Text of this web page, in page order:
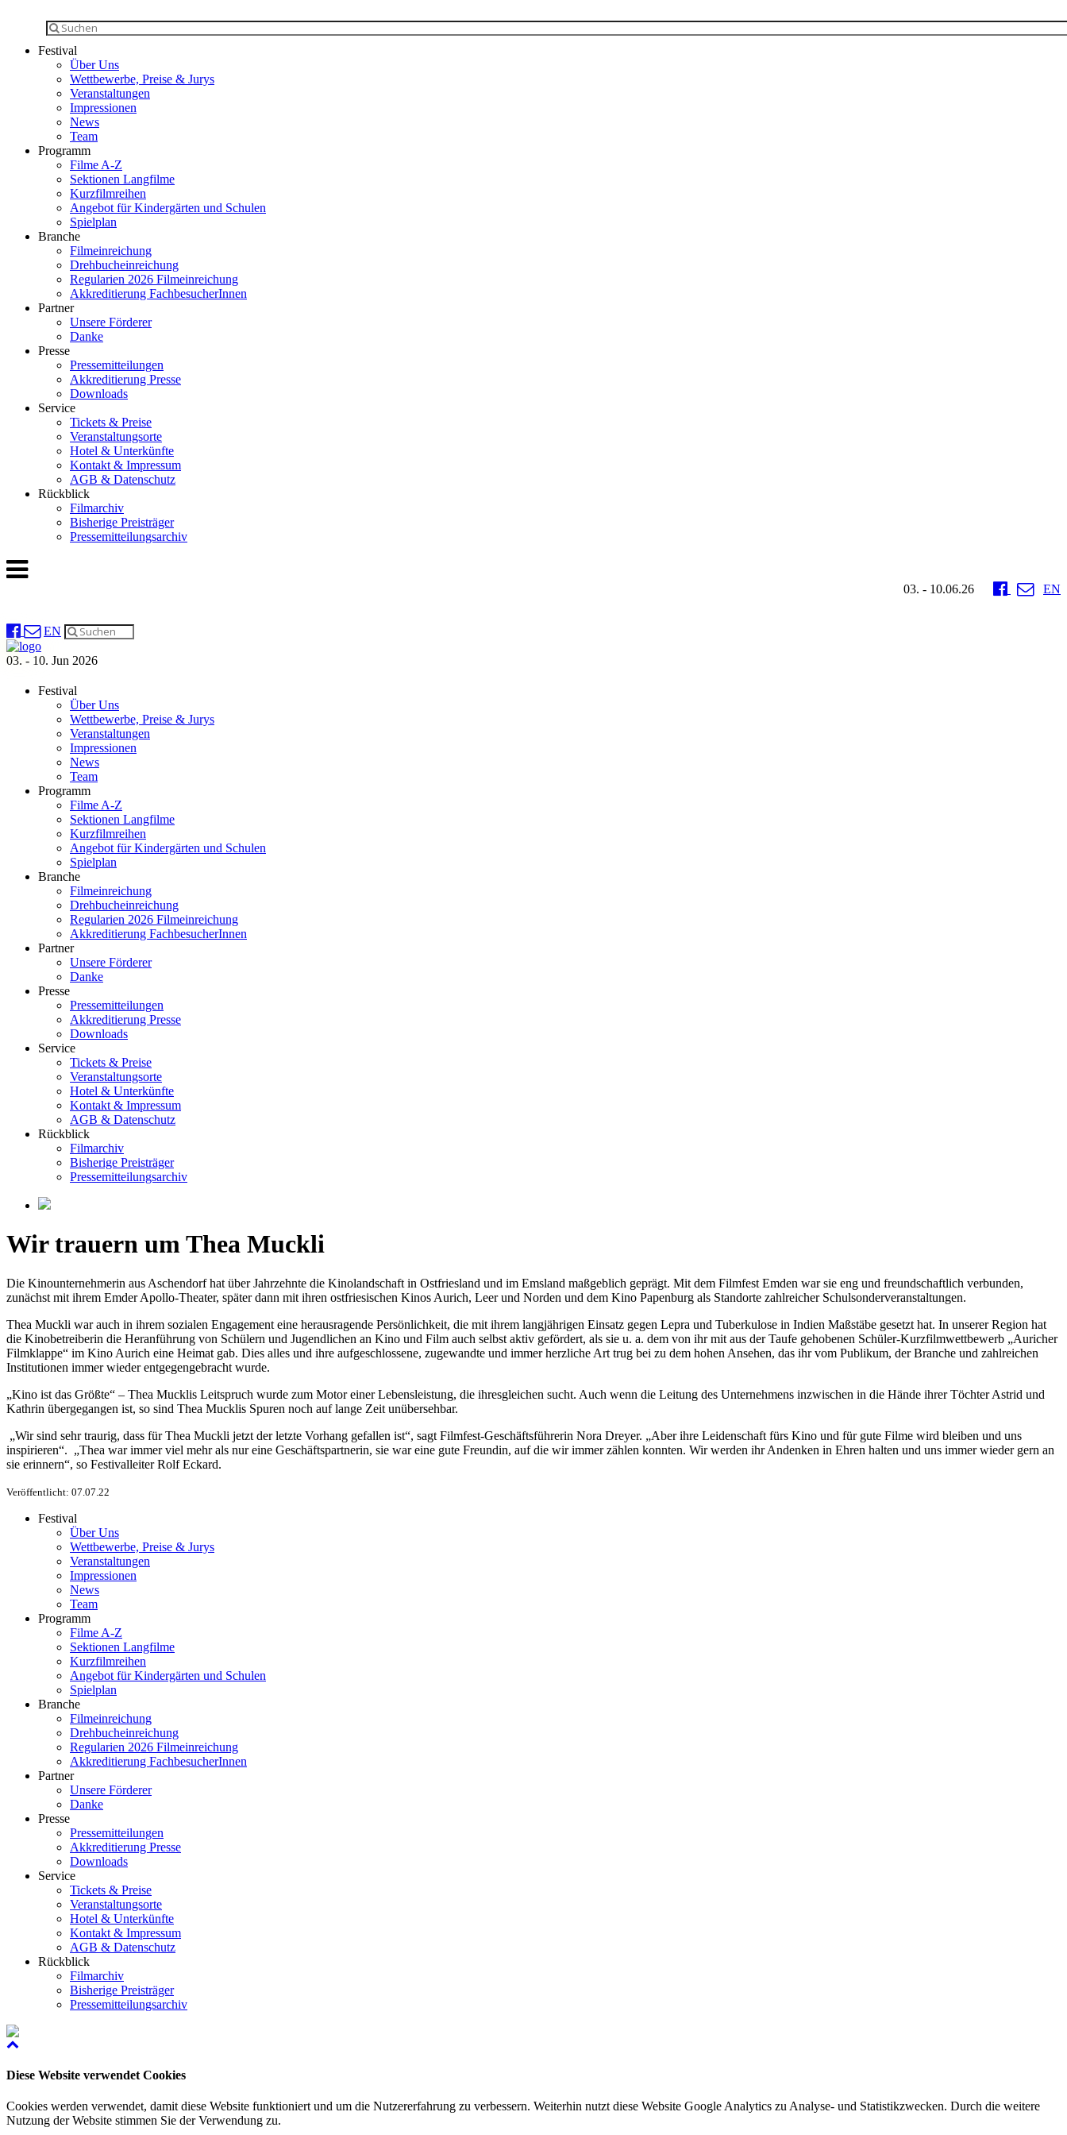
Festival
Über Uns
Wettbewerbe, Preise & Jurys
Veranstaltungen
Impressionen
News
Team
Programm
Filme A-Z
Sektionen Langfilme
Kurzfilmreihen
Angebot für Kindergärten und Schulen
Spielplan
Branche
Filmeinreichung
Drehbucheinreichung
Regularien 2026 Filmeinreichung
Akkreditierung FachbesucherInnen
Partner
Unsere Förderer
Danke
Presse
Pressemitteilungen
Akkreditierung Presse
Downloads
Service
Tickets & Preise
Veranstaltungsorte
Hotel & Unterkünfte
Kontakt & Impressum
AGB & Datenschutz
Rückblick
Filmarchiv
Bisherige Preisträger
Pressemitteilungsarchiv
03. - 10.06.26 EN
EN
03. - 10. Jun 2026
Festival
Über Uns
Wettbewerbe, Preise & Jurys
Veranstaltungen
Impressionen
News
Team
Programm
Filme A-Z
Sektionen Langfilme
Kurzfilmreihen
Angebot für Kindergärten und Schulen
Spielplan
Branche
Filmeinreichung
Drehbucheinreichung
Regularien 2026 Filmeinreichung
Akkreditierung FachbesucherInnen
Partner
Unsere Förderer
Danke
Presse
Pressemitteilungen
Akkreditierung Presse
Downloads
Service
Tickets & Preise
Veranstaltungsorte
Hotel & Unterkünfte
Kontakt & Impressum
AGB & Datenschutz
Rückblick
Filmarchiv
Bisherige Preisträger
Pressemitteilungsarchiv
Wir trauern um Thea Muckli
Die Kinounternehmerin aus Aschendorf hat über Jahrzehnte die Kinolandschaft in Ostfriesland und im Emsland maßgeblich geprägt. Mit dem Filmfest Emden war sie eng und freundschaftlich verbunden,
zunächst mit ihrem Emder Apollo-Theater, später dann mit ihren ostfriesischen Kinos Aurich, Leer und Norden und dem Kino Papenburg als Standorte zahlreicher Schulsonderveranstaltungen.
Thea Muckli war auch in ihrem sozialen Engagement eine herausragende Persönlichkeit, die mit ihrem langjährigen Einsatz gegen Lepra und Tuberkulose in Indien Maßstäbe gesetzt hat. In unserer Region hat
die Kinobetreiberin die Heranführung von Schülern und Jugendlichen an Kino und Film auch selbst aktiv gefördert, als sie u. a. dem von ihr mit aus der Taufe gehobenen Schüler-Kurzfilmwettbewerb „Auricher
Filmklappe“ im Kino Aurich eine Heimat gab. Dies alles und ihre aufgeschlossene, zugewandte und immer herzliche Art trug bei zu dem hohen Ansehen, das ihr vom Publikum, der Branche und zahlreichen
Institutionen immer wieder entgegengebracht wurde.
„Kino ist das Größte“ – Thea Mucklis Leitspruch wurde zum Motor einer Lebensleistung, die ihresgleichen sucht. Auch wenn die Leitung des Unternehmens inzwischen in die Hände ihrer Töchter Astrid und
Kathrin übergegangen ist, so sind Thea Mucklis Spuren noch auf lange Zeit unübersehbar.
„Wir sind sehr traurig, dass für Thea Muckli jetzt der letzte Vorhang gefallen ist“, sagt Filmfest-Geschäftsführerin Nora Dreyer. „Aber ihre Leidenschaft fürs Kino und für gute Filme wird bleiben und uns
inspirieren“. „Thea war immer viel mehr als nur eine Geschäftspartnerin, sie war eine gute Freundin, auf die wir immer zählen konnten. Wir werden ihr Andenken in Ehren halten und uns immer wieder gern an
sie erinnern“, so Festivalleiter Rolf Eckard.
Veröffentlicht: 07.07.22
Festival
Über Uns
Wettbewerbe, Preise & Jurys
Veranstaltungen
Impressionen
News
Team
Programm
Filme A-Z
Sektionen Langfilme
Kurzfilmreihen
Angebot für Kindergärten und Schulen
Spielplan
Branche
Filmeinreichung
Drehbucheinreichung
Regularien 2026 Filmeinreichung
Akkreditierung FachbesucherInnen
Partner
Unsere Förderer
Danke
Presse
Pressemitteilungen
Akkreditierung Presse
Downloads
Service
Tickets & Preise
Veranstaltungsorte
Hotel & Unterkünfte
Kontakt & Impressum
AGB & Datenschutz
Rückblick
Filmarchiv
Bisherige Preisträger
Pressemitteilungsarchiv
Diese Website verwendet Cookies
Cookies werden verwendet, damit diese Website funktioniert und um die Nutzererfahrung zu verbessern. Weiterhin nutzt diese Website Google Analytics zu Analyse- und Statistikzwecken. Durch die weitere
Nutzung der Website stimmen Sie der Verwendung zu.